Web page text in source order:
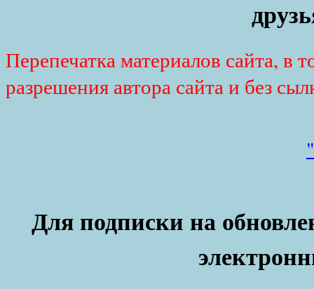
Перепечатка материалов сайта, в
разрешения автора сайта и без
Для подписки на